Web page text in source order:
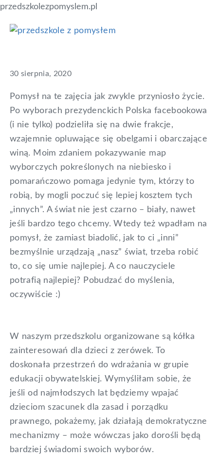
przedszkolezpomyslem.pl
nauczycieli,
chcą
mądrze
uczyć
dzieci
Jak urządzić świat? –
30 sierpnia, 2020
Pomysł na te zajęcia jak zwykle przyniosło życie.
Po wyborach prezydenckich Polska facebookowa
(i nie tylko) podzieliła się na dwie frakcje,
wzajemnie opluwające się obelgami i obarczające
winą. Moim zdaniem pokazywanie map
wyborczych pokreślonych na niebiesko i
pomarańczowo pomaga jedynie tym, którzy to
robią, by mogli poczuć się lepiej kosztem tych
„innych”. A świat nie jest czarno – biały, nawet
jeśli bardzo tego chcemy. Wtedy też wpadłam na
pomysł, że zamiast biadolić, jak to ci „inni”
bezmyślnie urządzają „nasz” świat, trzeba robić
to, co się umie najlepiej. A co nauczyciele
potrafią najlepiej? Pobudzać do myślenia,
oczywiście :)
W naszym przedszkolu organizowane są kółka
zainteresowań dla dzieci z zerówek. To
doskonała przestrzeń do wdrażania w grupie
edukacji obywatelskiej. Wymyśliłam sobie, że
jeśli od najmłodszych lat będziemy wpajać
dzieciom szacunek dla zasad i porządku
prawnego, pokażemy, jak działają demokratyczne
mechanizmy – może wówczas jako dorośli będą
bardziej świadomi swoich wyborów.